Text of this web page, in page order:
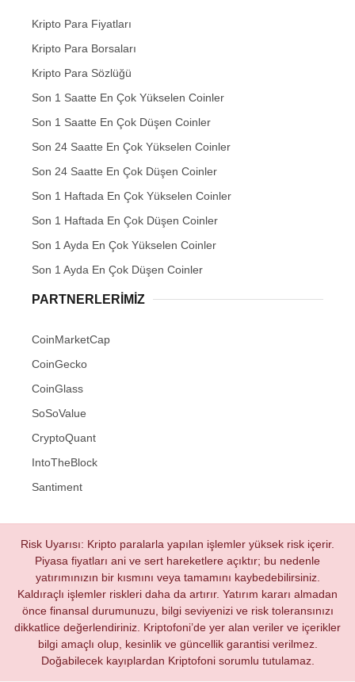
Kripto Para Fiyatları
Kripto Para Borsaları
Kripto Para Sözlüğü
Son 1 Saatte En Çok Yükselen Coinler
Son 1 Saatte En Çok Düşen Coinler
Son 24 Saatte En Çok Yükselen Coinler
Son 24 Saatte En Çok Düşen Coinler
Son 1 Haftada En Çok Yükselen Coinler
Son 1 Haftada En Çok Düşen Coinler
Son 1 Ayda En Çok Yükselen Coinler
Son 1 Ayda En Çok Düşen Coinler
PARTNERLERIMIZ
CoinMarketCap
CoinGecko
CoinGlass
SoSoValue
CryptoQuant
IntoTheBlock
Santiment
Risk Uyarısı: Kripto paralarla yapılan işlemler yüksek risk içerir.
Piyasa fiyatları ani ve sert hareketlere açıktır; bu nedenle
yatırımınızın bir kısmını veya tamamını kaybedebilirsiniz.
Kaldıraçlı işlemler riskleri daha da artırır. Yatırım kararı almadan
önce finansal durumunuzu, bilgi seviyenizi ve risk toleransınızı
dikkatlice değerlendiriniz. Kriptofoni’de yer alan veriler ve içerikler
bilgi amaçlı olup, kesinlik ve güncellik garantisi verilmez.
Doğabilecek kayıplardan Kriptofoni sorumlu tutulamaz.